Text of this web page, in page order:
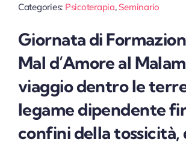
Categories: Psicoterapia, Seminario
Giornata di
Mal d’Amore al
viaggio dentro le
legame dipendente
confini della tossicità,